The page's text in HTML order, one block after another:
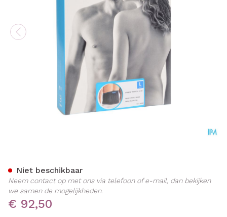
€ 92,50
Niet beschikbaar
Neem contact op met ons via telefoon of e-mail, dan bekijken
we samen de mogelijkheden.